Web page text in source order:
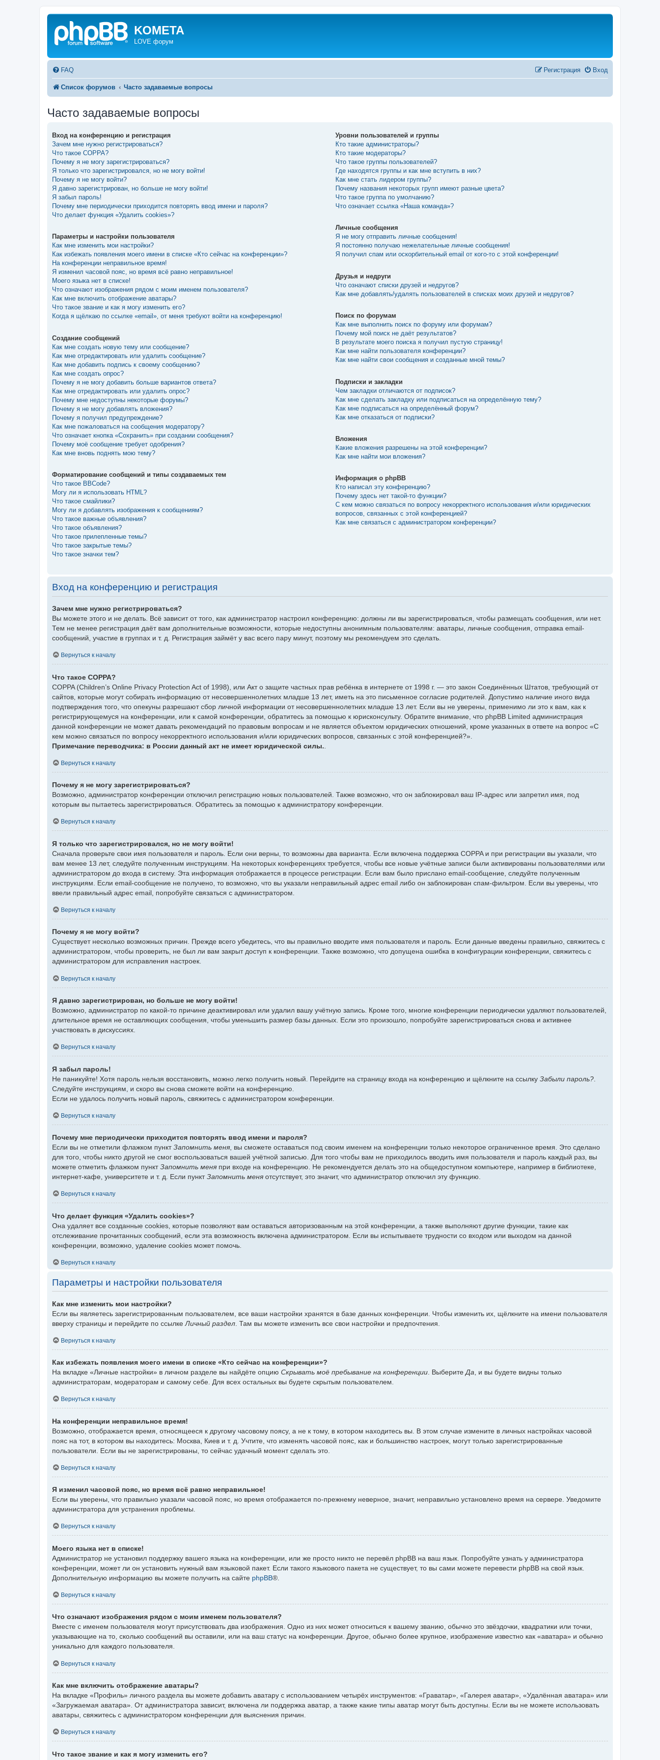
KOMETA
LOVE форум
FAQ Вход
Регистрация
Список форумов Часто задаваемые вопросы
Часто задаваемые вопросы
Вход на конференцию и регистрация
Зачем мне нужно регистрироваться?
Что такое COPPA?
Почему я не могу зарегистрироваться?
Я только что зарегистрировался, но не могу войти!
Почему я не могу войти?
Я давно зарегистрирован, но больше не могу войти!
Я забыл пароль!
Почему мне периодически приходится повторять ввод имени и пароля?
Что делает функция «Удалить cookies»?
Параметры и настройки пользователя
Как мне изменить мои настройки?
Как избежать появления моего имени в списке «Кто сейчас на конференции»?
На конференции неправильное время!
Я изменил часовой пояс, но время всё равно неправильное!
Моего языка нет в списке!
Что означают изображения рядом с моим именем пользователя?
Как мне включить отображение аватары?
Что такое звание и как я могу изменить его?
Когда я щёлкаю по ссылке «email», от меня требуют войти на конференцию!
Создание сообщений
Как мне создать новую тему или сообщение?
Как мне отредактировать или удалить сообщение?
Как мне добавить подпись к своему сообщению?
Как мне создать опрос?
Почему я не могу добавить больше вариантов ответа?
Как мне отредактировать или удалить опрос?
Почему мне недоступны некоторые форумы?
Почему я не могу добавлять вложения?
Почему я получил предупреждение?
Как мне пожаловаться на сообщения модератору?
Что означает кнопка «Сохранить» при создании сообщения?
Почему моё сообщение требует одобрения?
Как мне вновь поднять мою тему?
Форматирование сообщений и типы создаваемых тем
Что такое BBCode?
Могу ли я использовать HTML?
Что такое смайлики?
Могу ли я добавлять изображения к сообщениям?
Что такое важные объявления?
Что такое объявления?
Что такое прилепленные темы?
Что такое закрытые темы?
Что такое значки тем?
Уровни пользователей и группы
Кто такие администраторы?
Кто такие модераторы?
Что такое группы пользователей?
Где находятся группы и как мне вступить в них?
Как мне стать лидером группы?
Почему названия некоторых групп имеют разные цвета?
Что такое группа по умолчанию?
Что означает ссылка «Наша команда»?
Личные сообщения
Я не могу отправить личные сообщения!
Я постоянно получаю нежелательные личные сообщения!
Я получил спам или оскорбительный email от кого-то с этой конференции!
Друзья и недруги
Что означают списки друзей и недругов?
Как мне добавлять/удалять пользователей в списках моих друзей и недругов?
Поиск по форумам
Как мне выполнить поиск по форуму или форумам?
Почему мой поиск не даёт результатов?
В результате моего поиска я получил пустую страницу!
Как мне найти пользователя конференции?
Как мне найти свои сообщения и созданные мной темы?
Подписки и закладки
Чем закладки отличаются от подписок?
Как мне сделать закладку или подписаться на определённую тему?
Как мне подписаться на определённый форум?
Как мне отказаться от подписки?
Вложения
Какие вложения разрешены на этой конференции?
Как мне найти мои вложения?
Информация о phpBB
Кто написал эту конференцию?
Почему здесь нет такой-то функции?
С кем можно связаться по вопросу некорректного использования и/или юридических
вопросов, связанных с этой конференцией?
Как мне связаться с администратором конференции?
Вход на конференцию и регистрация
Зачем мне нужно регистрироваться?
Вы можете этого и не делать. Всё зависит от того, как администратор настроил конференцию: должны ли вы зарегистрироваться, чтобы размещать сообщения, или нет.
Тем не менее регистрация даёт вам дополнительные возможности, которые недоступны анонимным пользователям: аватары, личные сообщения, отправка email-
сообщений, участие в группах и т. д. Регистрация займёт у вас всего пару минут, поэтому мы рекомендуем это сделать.
Вернуться к началу
Что такое COPPA?
COPPA (Children’s Online Privacy Protection Act of 1998), или Акт о защите частных прав ребёнка в интернете от 1998 г. — это закон Соединённых Штатов, требующий от
сайтов, которые могут собирать информацию от несовершеннолетних младше 13 лет, иметь на это письменное согласие родителей. Допустимо наличие иного вида
подтверждения того, что опекуны разрешают сбор личной информации от несовершеннолетних младше 13 лет. Если вы не уверены, применимо ли это к вам, как к
регистрирующемуся на конференции, или к самой конференции, обратитесь за помощью к юрисконсульту. Обратите внимание, что phpBB Limited администрация
данной конференции не может давать рекомендаций по правовым вопросам и не является объектом юридических отношений, кроме указанных в ответе на вопрос «С
кем можно связаться по вопросу некорректного использования и/или юридических вопросов, связанных с этой конференцией?».
Примечание переводчика: в России данный акт не имеет юридической силы.
Вернуться к началу
Почему я не могу зарегистрироваться?
Возможно, администратор конференции отключил регистрацию новых пользователей. Также возможно, что он заблокировал ваш IP-адрес или запретил имя, под
которым вы пытаетесь зарегистрироваться. Обратитесь за помощью к администратору конференции.
Вернуться к началу
Я только что зарегистрировался, но не могу войти!
Сначала проверьте свои имя пользователя и пароль. Если они верны, то возможны два варианта. Если включена поддержка COPPA и при регистрации вы указали, что
вам менее 13 лет, следуйте полученным инструкциям. На некоторых конференциях требуется, чтобы все новые учётные записи были активированы пользователями или
администратором до входа в систему. Эта информация отображается в процессе регистрации. Если вам было прислано email-сообщение, следуйте полученным
инструкциям. Если email-сообщение не получено, то возможно, что вы указали неправильный адрес email либо он заблокирован спам-фильтром. Если вы уверены, что
ввели правильный адрес email, попробуйте связаться с администратором.
Вернуться к началу
Почему я не могу войти?
Существует несколько возможных причин. Прежде всего убедитесь, что вы правильно вводите имя пользователя и пароль. Если данные введены правильно, свяжитесь с
администратором, чтобы проверить, не был ли вам закрыт доступ к конференции. Также возможно, что допущена ошибка в конфигурации конференции, свяжитесь с
администратором для исправления настроек.
Вернуться к началу
Я давно зарегистрирован, но больше не могу войти!
Возможно, администратор по какой-то причине деактивировал или удалил вашу учётную запись. Кроме того, многие конференции периодически удаляют пользователей,
длительное время не оставляющих сообщения, чтобы уменьшить размер базы данных. Если это произошло, попробуйте зарегистрироваться снова и активнее
участвовать в дискуссиях.
Вернуться к началу
Я забыл пароль!
Не паникуйте! Хотя пароль нельзя восстановить, можно легко получить новый. Перейдите на страницу входа на конференцию и щёлкните на ссылку Забыли пароль?
Следуйте инструкциям, и скоро вы снова сможете войти на конференцию.
Если не удалось получить новый пароль, свяжитесь с администратором конференции.
Вернуться к началу
Почему мне периодически приходится повторять ввод имени и пароля?
Если вы не отметили флажком пунктЗапомнить меня , вы сможете оставаться под своим именем на конференции только некоторое ограниченное время. Это сделано
для того, чтобы никто другой не смог воспользоваться вашей учётной записью. Для того чтобы вам не приходилось вводить имя пользователя и пароль каждый раз, вы
можете отметить флажком пунктЗапомнить меня при входе на конференцию. Не рекомендуется делать это на общедоступном компьютере, например в библиотеке,
интернет-кафе, университете и т. д. Если пунктЗапомнить меня отсутствует, это значит, что администратор отключил эту функцию.
Вернуться к началу
Что делает функция «Удалить cookies»?
Она удаляет все созданные cookies, которые позволяют вам оставаться авторизованным на этой конференции, а также выполняют другие функции, такие как
отслеживание прочитанных сообщений, если эта возможность включена администратором. Если вы испытываете трудности со входом или выходом на данной
конференции, возможно, удаление cookies может помочь.
Вернуться к началу
Параметры и настройки пользователя
Как мне изменить мои настройки?
Если вы являетесь зарегистрированным пользователем, все ваши настройки хранятся в базе данных конференции. Чтобы изменить их, щёлкните на имени пользователя
вверху страницы и перейдите по ссылке Личный раздел . Там вы можете изменить все свои настройки и предпочтения.
Вернуться к началу
Как избежать появления моего имени в списке «Кто сейчас на конференции»?
На вкладке «Личные настройки» в личном разделе вы найдёте опцию Скрывать моё пребывание на конференции . Выберите Да , и вы будете видны только
администраторам, модераторам и самому себе. Для всех остальных вы будете скрытым пользователем.
Вернуться к началу
На конференции неправильное время!
Возможно, отображается время, относящееся к другому часовому поясу, а не к тому, в котором находитесь вы. В этом случае измените в личных настройках часовой
пояс на тот, в котором вы находитесь: Москва, Киев и т. д. Учтите, что изменять часовой пояс, как и большинство настроек, могут только зарегистрированные
пользователи. Если вы не зарегистрированы, то сейчас удачный момент сделать это.
Вернуться к началу
Я изменил часовой пояс, но время всё равно неправильное!
Если вы уверены, что правильно указали часовой пояс, но время отображается по-прежнему неверное, значит, неправильно установлено время на сервере. Уведомите
администратора для устранения проблемы.
Вернуться к началу
Моего языка нет в списке!
Администратор не установил поддержку вашего языка на конференции, или же просто никто не перевёл phpBB на ваш язык. Попробуйте узнать у администратора
конференции, может ли он установить нужный вам языковой пакет. Если такого языкового пакета не существует, то вы сами можете перевести phpBB на свой язык.
Дополнительную информацию вы можете получить на сайте phpBB®.
Вернуться к началу
Что означают изображения рядом с моим именем пользователя?
Вместе с именем пользователя могут присутствовать два изображения. Одно из них может относиться к вашему званию, обычно это звёздочки, квадратики или точки,
указывающие на то, сколько сообщений вы оставили, или на ваш статус на конференции. Другое, обычно более крупное, изображение известно как «аватара» и обычно
уникально для каждого пользователя.
Вернуться к началу
Как мне включить отображение аватары?
На вкладке «Профиль» личного раздела вы можете добавить аватару с использованием четырёх инструментов: «Граватар», «Галерея аватар», «Удалённая аватара» или
«Загружаемая аватара». От администратора зависит, включена ли поддержка аватар, а также какие типы аватар могут быть доступны. Если вы не можете использовать
аватары, свяжитесь с администратором конференции для выяснения причин.
Вернуться к началу
Что такое звание и как я могу изменить его?